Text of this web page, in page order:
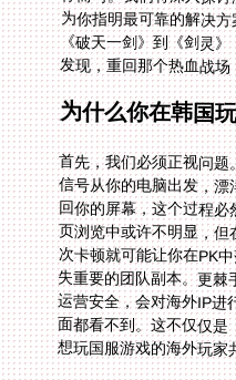
发现，重回那个热血战
为什么你在韩国
首先，我们必须正视问
信号从你的电脑出发，
回你的屏幕，这个过程
页浏览中或许不明显，
次卡顿就可能让你在PK
失重要的团队副本。更
运营安全，会对海外IP
面都看不到。这不仅仅
想玩国服游戏的海外玩家